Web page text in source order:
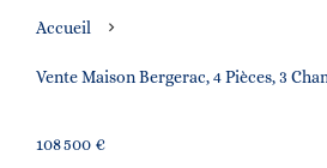
Accueil
Vente Maison Bergerac, 4 Pièces, 3
108 500 €